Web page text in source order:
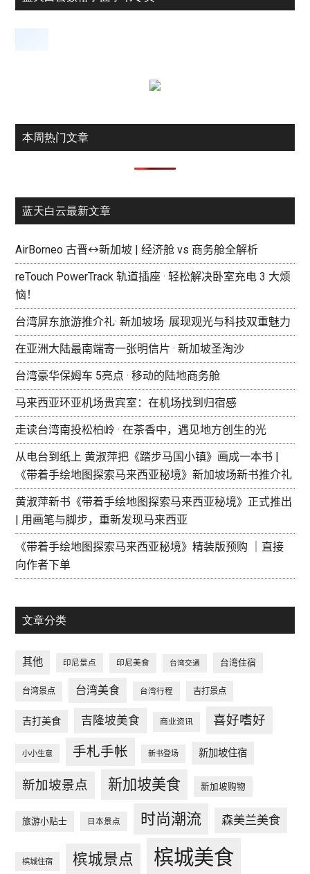
本周热门文章
蓝天白云最新文章
AirBorneo 古晋↔新加坡 | 经济舱 vs 商务舱全解析
reTouch PowerTrack 轨道插座 · 轻松解决卧室充电 3 大烦
恼！
台湾屏东旅游推介礼· 新加坡场· 展现观光与科技双重魅力
在亚洲大陆最南端寄一张明信片 · 新加坡圣淘沙
台湾豪华保姆车 5亮点 · 移动的陆地商务舱
马来西亚环亚机场贵宾室：在机场找到归宿感
走读台湾南投松柏岭 · 在茶香中，遇见地方创生的光
从电台到纸上 黄淑萍把《踏步马国小镇》画成一本书 |
《带着手绘地图探索马来西亚秘境》新加坡场新书推介礼
黄淑萍新书《带着手绘地图探索马来西亚秘境》正式推出
| 用画笔与脚步，重新发现马来西亚
《带着手绘地图探索马来西亚秘境》精装版预购 ｜直接
向作者下单
文章分类
其他 印尼景点 印尼美食 台湾交通 台湾住宿
台湾景点 台湾美食 台湾行程 吉打景点
吉打美食 吉隆坡美食 商业资讯 喜好嗜好
小小生意 手札手帐 新书登场 新加坡住宿
新加坡景点 新加坡美食 新加坡购物
旅游小贴士 日本景点 时尚潮流 森美兰美食
槟城住宿 槟城景点 槟城美食